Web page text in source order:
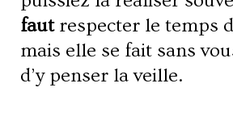
fautrespecter le temps
mais elle se fait sans
d’y penser la veille.